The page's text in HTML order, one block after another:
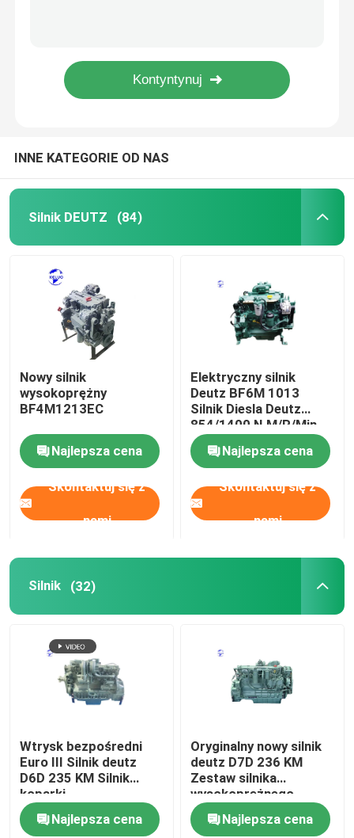
Podróżna skrzynia biegów
Silnik Yanmara
Silnik Isuzu
Silnik Perkinsa
Silnik Weichai
Używany silnik
Części do silników Diesla
Głowica cylindra silnika
Minikoparka
Wręcznik wibracji
Koparko-ładowarki
używane maszyny ciężkie
Zestaw generatora Diesla
INNE KATEGORIE OD NAS
Silnik DEUTZ (84)
Nowy silnik
wysokoprężny
BF4M1213EC
Najlepsza cena
Skontaktuj się z
nami
Elektryczny silnik
Deutz BF6M 1013
Silnik Diesla Deutz
854/1400 N.M/R/Min
Najlepsza cena
Skontaktuj się z
nami
Silnik (32)
Wtrysk bezpośredni
Euro III Silnik deutz
D6D 235 KM Silnik
koparki
Najlepsza cena
Oryginalny nowy silnik
deutz D7D 236 KM
Zestaw silnika
wysokoprężnego
Najlepsza cena